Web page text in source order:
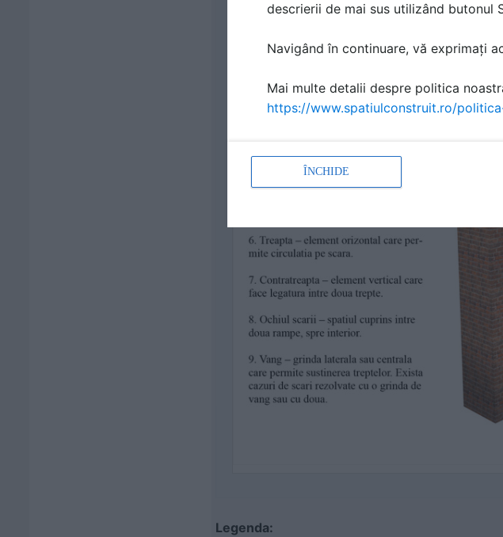
Legenda:
descrierii de mai sus utilizând butonul
Navigând în continuare, vă exprimați
Mai multe detalii despre politica
https://www.spatiulconstruit.ro/
ÎNCHIDE